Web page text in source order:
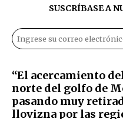
SUSCRÍBASE A
“El acercamiento
norte del golfo de
pasando muy
llovizna por las